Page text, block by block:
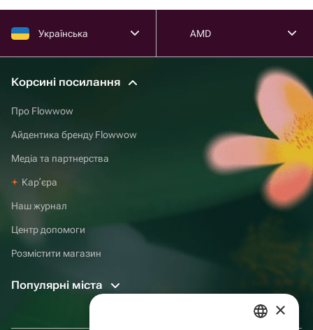
Українська AMD
Корсині посилання
Про Flowwow
Айдентика бренду Flowwow
Медіа та партнерства
Карʼєра
Наш журнал
Центр допомоги
Розмістити магазин
Популярні міста
×